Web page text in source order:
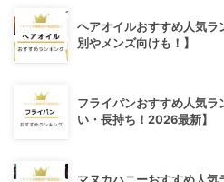
ヘアオイルおすすめ人気
別やメンズ向けも！】
フライパンおすすめ人気
い・長持ち！2026最新】